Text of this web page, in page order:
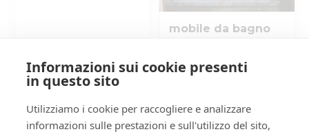
mobile da bagno
Informazioni sui cookie presenti
in questo sito
Utilizziamo i cookie per raccogliere e analizzare
informazioni sulle prestazioni e sull'utilizzo del sito,